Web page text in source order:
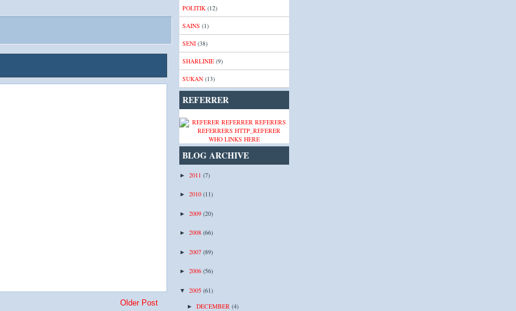
Older Post
POLITIK (12)
SAINS (1)
SENI (38)
SHARLINIE (9)
SUKAN (13)
REFERRER
WHO LINKS HERE
BLOG ARCHIVE
► 2011 (7)
► 2010 (11)
► 2009 (20)
► 2008 (66)
► 2007 (89)
► 2006 (56)
▼ 2005 (61)
► DECEMBER (4)